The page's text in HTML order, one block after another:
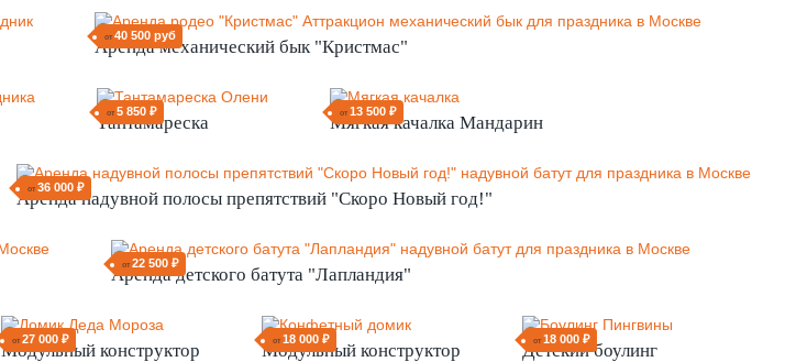
от40 500 руб
Аренда механический бык "Кристмас"
от5 850 ₽
Тантамареска от 13 500 ₽
Мягкая качалка Мандарин
от 36 000 ₽
Аренда надувной полосы препятствий "Скоро Новый год!"
от 22 500 ₽
Аренда детского батута "Лапландия"
от 27 000 ₽
Модульный конструктор от 18 000 ₽
Модульный конструктор от 18 000 ₽
Детский боулинг